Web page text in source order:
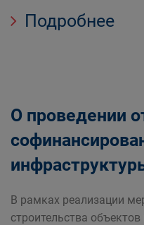
Подробнее
О проведении
В рамках реализации
строительства